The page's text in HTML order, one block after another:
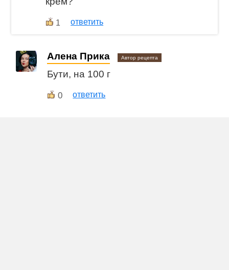
1 ответить
Алена Прика Автор рецепта
Бути, на 100 г
0 ответить